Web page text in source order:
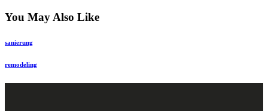
You May Also Like
sanierung
remodeling